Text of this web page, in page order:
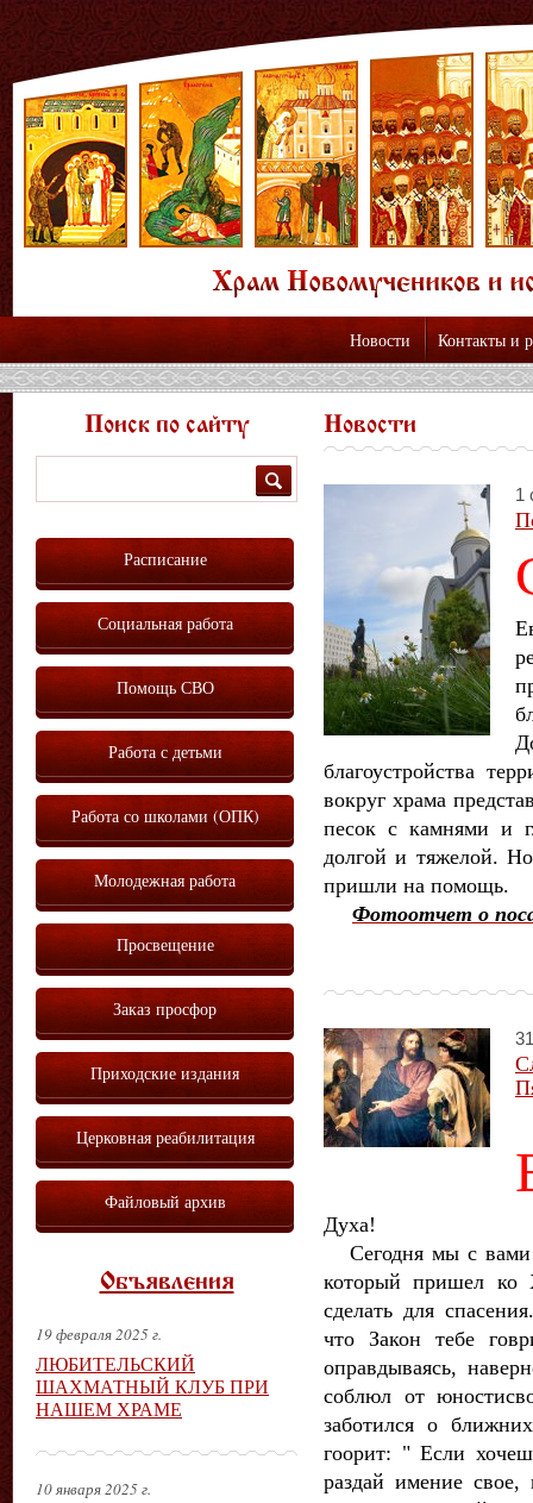
Новости Контакты и
Новости
1
благоустройства
вокруг храма
песок с камнями и
долгой и тяжелой.
пришли на помощь.
Фотоотчет о
Духа!
Сегодня мы с вами
который пришел ко
сделать для
что Закон тебе
оправдываясь,
соблюл от
заботился о
гоорит: " Если
раздай имение свое,
Поиск по сайту
Расписание
Социальная работа
Помощь СВО
Работа с детьми
Работа со школами (ОПК)
Молодежная работа
Просвещение
Заказ просфор
Приходские издания
Церковная реабилитация
Файловый архив
Объявления
19 февраля 2025 г.
ЛЮБИТЕЛЬСКИЙ
ШАХМАТНЫЙ КЛУБ ПРИ
НАШЕМ ХРАМЕ
10 января 2025 г.